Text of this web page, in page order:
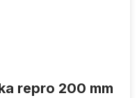
repro 200 mm